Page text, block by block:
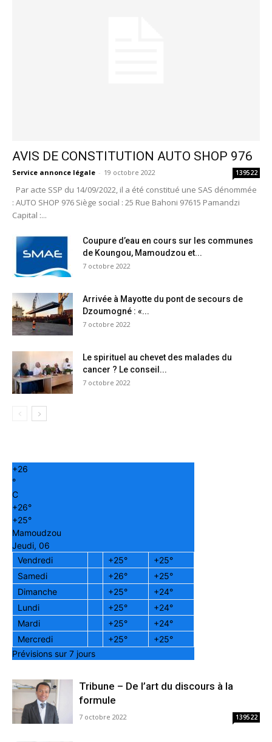
AVIS DE CONSTITUTION AUTO SHOP 976
Service annonce légale - 19 octobre 2022 139522
Par acte SSP du 14/09/2022, il a été constitué une SAS dénommée
: AUTO SHOP 976 Siège social : 25 Rue Bahoni 97615 Pamandzi
Capital :...
Coupure d’eau en cours sur les communes
de Koungou, Mamoudzou et...
7 octobre 2022
Arrivée à Mayotte du pont de secours de
Dzoumogné : «...
7 octobre 2022
Le spirituel au chevet des malades du
cancer ? Le conseil...
7 octobre 2022
+26
°
C
+26°
+25°
Mamoudzou
Jeudi, 06
Vendredi
+25° +25°
Samedi
+26° +25°
Dimanche
+25° +24°
Lundi
+25° +24°
Mardi
+25° +24°
Mercredi
+25° +25°
Prévisions sur 7 jours
Tribune – De l’art du discours à la
formule
7 octobre 2022 139522